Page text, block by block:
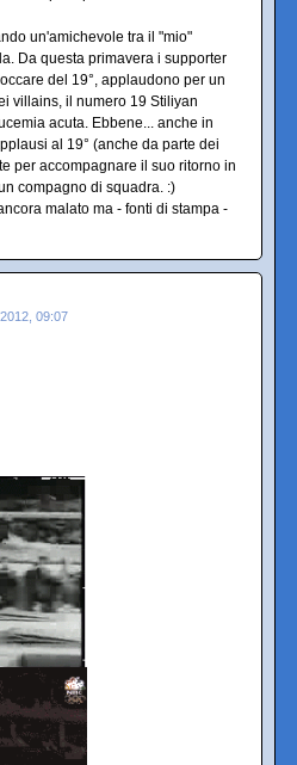
un'amichevole tra il "mio"
Da questa primavera i supporter
del 19°, applaudono per un
villains, il numero 19 Stiliyan
acuta. Ebbene... anche in
al 19° (anche da parte dei
per accompagnare il suo ritorno in
compagno di squadra. :)
malato ma - fonti di stampa -
09:07